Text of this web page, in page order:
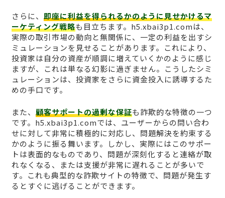
さらに、 即座に利益を得られるかのように見せかけるマ
ーケティング戦略も目立ちます。h5.xbai3p1.comは、
実際の取引市場の動向と無関係に、一定の利益を出すシ
ミュレーションを見せることがあります。これにより、
投資家は自分の資産が順調に増えていくかのように感じ
ますが、これは単なる幻影に過ぎません。こうしたシミ
ュレーションは、投資家をさらに資金投入に誘導するた
めの手口です。
また、 顧客サポートの過剰な保証も詐欺的な特徴の一つ
です。h5.xbai3p1.comでは、ユーザーからの問い合わ
せに対して非常に積極的に対応し、問題解決を約束する
かのように振る舞います。しかし、実際にはこのサポー
トは表面的なものであり、問題が深刻化すると連絡が取
れなくなる、または支援が非常に遅れることが多いで
す。これも典型的な詐欺サイトの特徴で、問題が発生す
るとすぐに逃げることができます。